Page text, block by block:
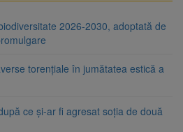
2026-2030, adoptată de
torențiale în jumătatea estică a
ce și-ar fi agresat soția de două